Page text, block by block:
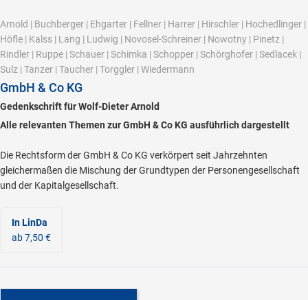
Arnold | Buchberger | Ehgarter | Fellner | Harrer | Hirschler | Hochedlinger |
Höfle | Kalss | Lang | Ludwig | Novosel-Schreiner | Nowotny | Pinetz |
Rindler | Ruppe | Schauer | Schimka | Schopper | Schörghofer | Sedlacek |
Sulz | Tanzer | Taucher | Torggler | Wiedermann
GmbH & Co KG
Gedenkschrift für Wolf-Dieter Arnold
Alle relevanten Themen zur GmbH & Co KG ausführlich dargestellt
Die Rechtsform der GmbH & Co KG verkörpert seit Jahrzehnten
gleichermaßen die Mischung der Grundtypen der Personengesellschaft
und der Kapitalgesellschaft.
In LinDa
ab 7,50 €